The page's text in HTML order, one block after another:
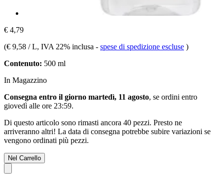
€ 4,79
(€ 9,58 / L, IVA 22% inclusa - spese di spedizione escluse )
Contenuto: 500 ml
In Magazzino
Consegna entro il giorno martedì, 11 agosto, se ordini entro
giovedì alle ore 23:59.
Di questo articolo sono rimasti ancora 40 pezzi. Presto ne
arriveranno altri! La data di consegna potrebbe subire variazioni se
vengono ordinati più pezzi.
Nel Carrello